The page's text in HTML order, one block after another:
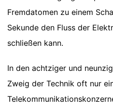
Fremdatomen zu einem
Sekunde den Fluss der
schließen kann.
In den achtziger und
Zweig der Technik oft nur